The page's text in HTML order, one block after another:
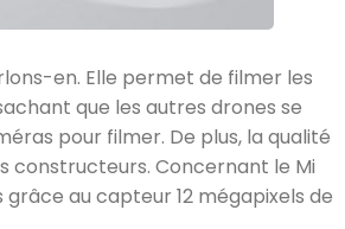
en. Elle permet de filmer les
que les autres drones se
pour filmer. De plus, la qualité
constructeurs. Concernant le Mi
au capteur 12 mégapixels de